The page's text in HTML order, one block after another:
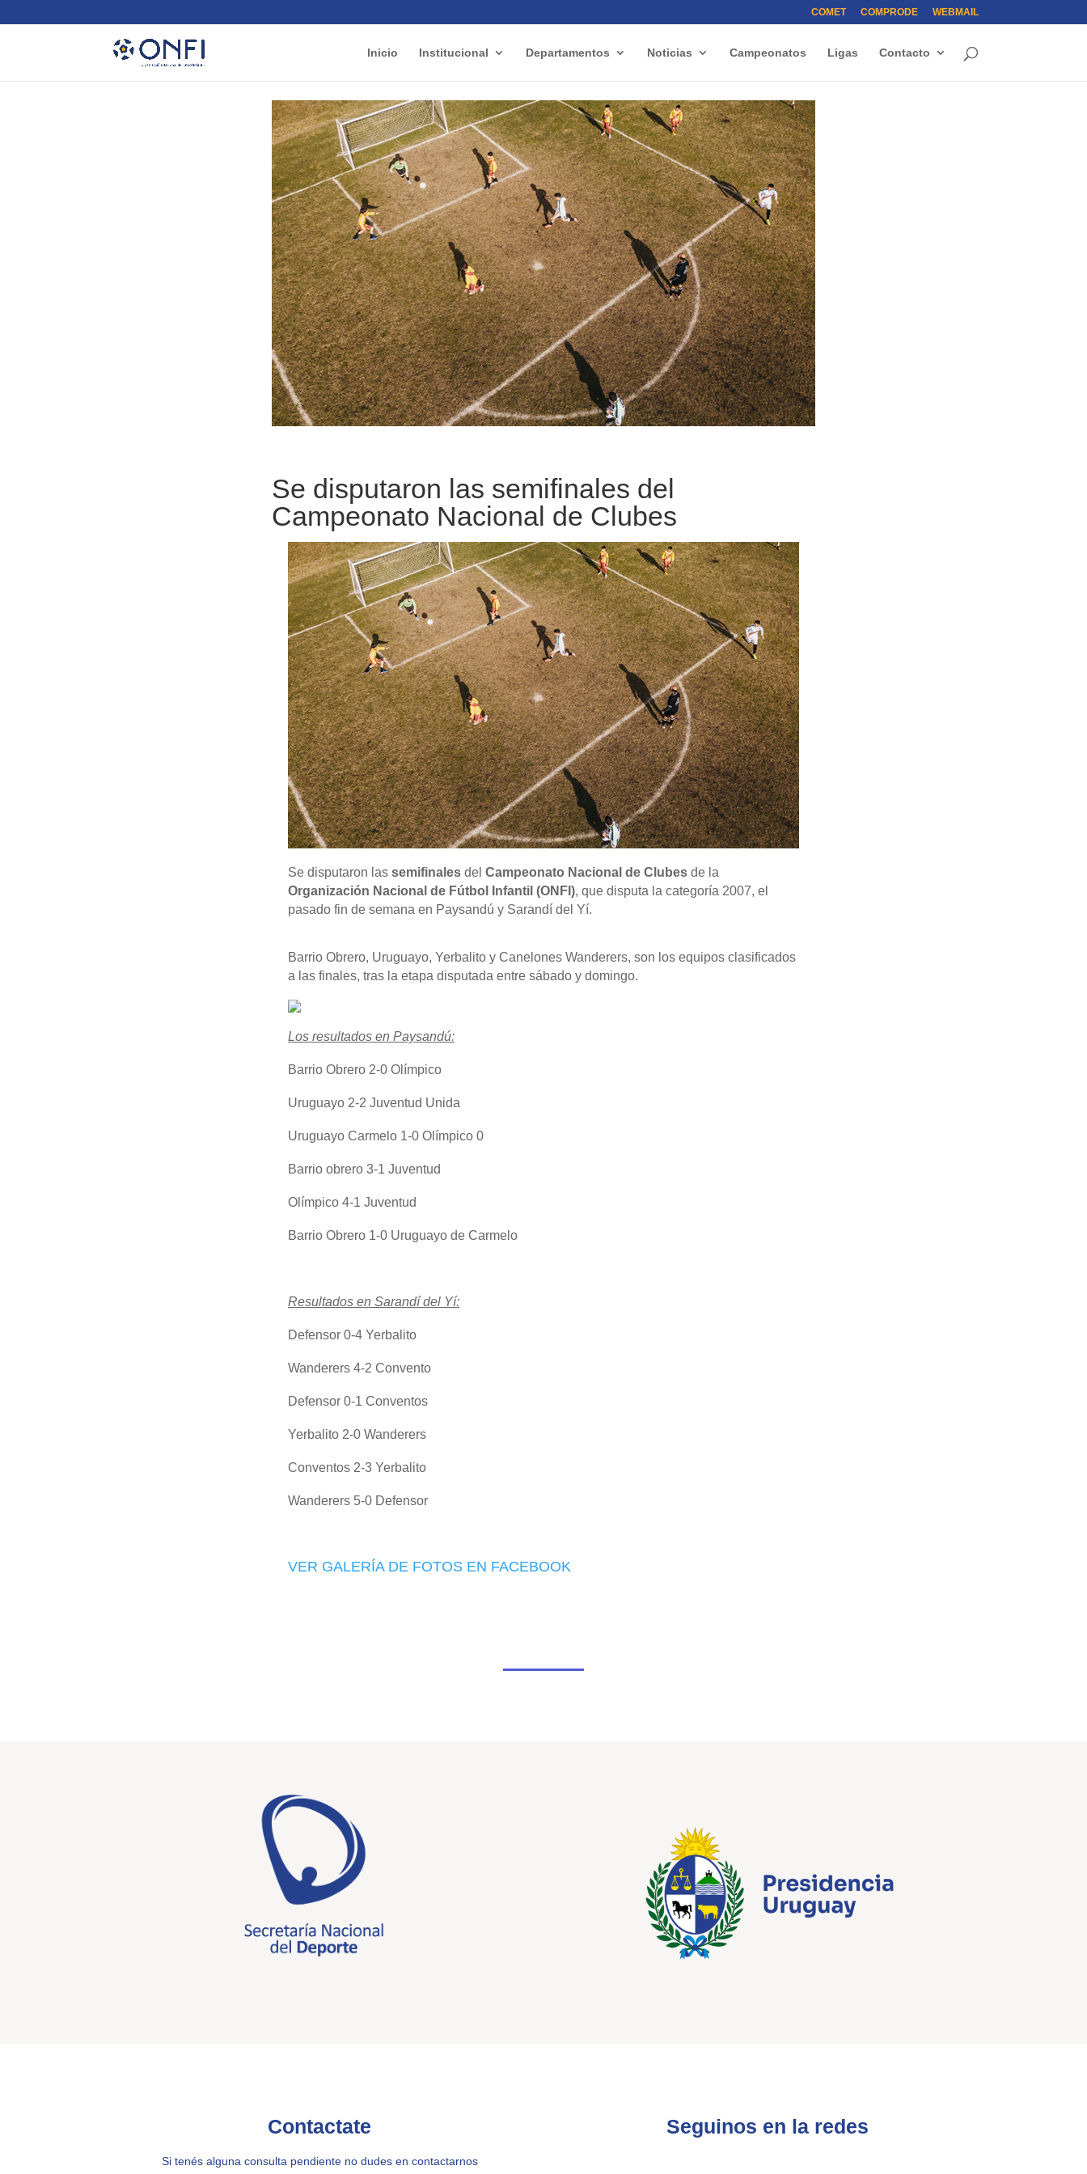
COMET COMPRODE WEBMAIL
Inicio Institucional Departamentos Noticias Campeonatos Ligas Contacto
Se disputaron las semifinales del
Campeonato Nacional de Clubes
Se disputaron las semifinales del Campeonato Nacional de Clubes de la
Organización Nacional de Fútbol Infantil (ONFI), que disputa la categoría 2007, el
pasado fin de semana en Paysandú y Sarandí del Yí.
Barrio Obrero, Uruguayo, Yerbalito y Canelones Wanderers, son los equipos clasificados
a las finales, tras la etapa disputada entre sábado y domingo.
Los resultados en Paysandú:
Barrio Obrero 2-0 Olímpico
Uruguayo 2-2 Juventud Unida
Uruguayo Carmelo 1-0 Olímpico 0
Barrio obrero 3-1 Juventud
Olímpico 4-1 Juventud
Barrio Obrero 1-0 Uruguayo de Carmelo
Resultados en Sarandí del Yí:
Defensor 0-4 Yerbalito
Wanderers 4-2 Convento
Defensor 0-1 Conventos
Yerbalito 2-0 Wanderers
Conventos 2-3 Yerbalito
Wanderers 5-0 Defensor
VER GALERÍA DE FOTOS EN FACEBOOK
Contactate
Si tenés alguna consulta pendiente no dudes en contactarnos
Seguinos en la redes